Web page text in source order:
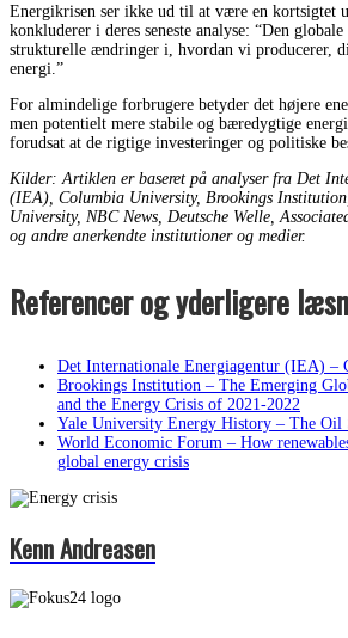
Energikrisen ser ikke ud til at være en kortsigtet
konkluderer i deres seneste analyse: “Den
strukturelle ændringer i, hvordan vi producerer,
energi.”
For almindelige forbrugere betyder det højere
men potentielt mere stabile og bæredygtige
forudsat at de rigtige investeringer og politiske
Kilder: Artiklen er baseret på analyser fra Det
(IEA), Columbia University, Brookings
University, NBC News, Deutsche Welle,
og andre anerkendte institutioner og medier.
Referencer og yderligere
Det Internationale Energiagentur (IEA) –
Brookings Institution – The Emerging
and the Energy Crisis of 2021-2022
Yale University Energy History – The Oil
World Economic Forum – How
global energy crisis
Kenn Andreasen